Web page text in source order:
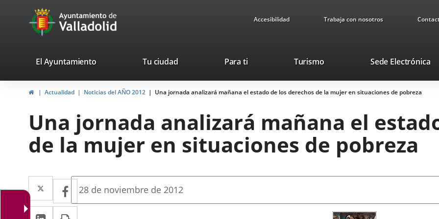
Portal
Web
Ayuntamiento
de
Accesibilidad Trabaja con nosotros
valladolid.es
El Ayuntamiento Tu ciudad Para ti TurismoThis
will
open
pop-
window.
Sede Electrónica
HomeActualidad Noticias del AÑO 2012 Una jornada analizará mañana el estado de los derechos de la mujer en situaciones de pobreza
Una jornada analizará mañana el
de la mujer en situaciones de pobreza
Twitter
Enlace
a
Facebook
Enlace
a
Linkedin
Enlace
Fecha
la
28 de noviembre de 2012